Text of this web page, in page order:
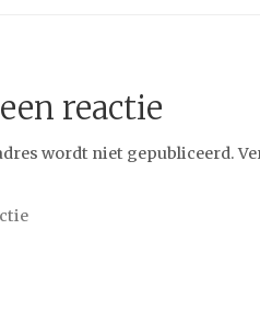
reactie
wordt niet gepubliceerd.